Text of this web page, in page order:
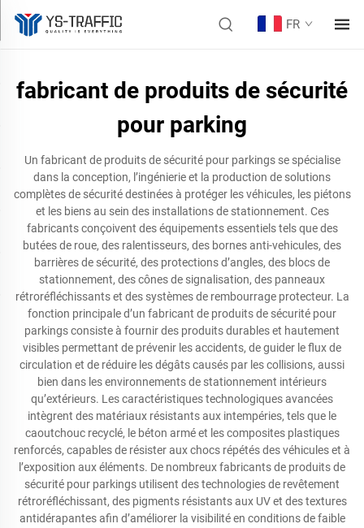
FR
fabricant de produits de sécurité
pour parking
Un fabricant de produits de sécurité pour parkings se spécialise
dans la conception, l’ingénierie et la production de solutions
complètes de sécurité destinées à protéger les véhicules, les piétons
et les biens au sein des installations de stationnement. Ces
fabricants conçoivent des équipements essentiels tels que des
butées de roue, des ralentisseurs, des bornes anti-vehicules, des
barrières de sécurité, des protections d’angles, des blocs de
stationnement, des cônes de signalisation, des panneaux
rétroréfléchissants et des systèmes de rembourrage protecteur. La
fonction principale d’un fabricant de produits de sécurité pour
parkings consiste à fournir des produits durables et hautement
visibles permettant de prévenir les accidents, de guider le flux de
circulation et de réduire les dégâts causés par les collisions, aussi
bien dans les environnements de stationnement intérieurs
qu’extérieurs. Les caractéristiques technologiques avancées
intègrent des matériaux résistants aux intempéries, tels que le
caoutchouc recyclé, le béton armé et les composites plastiques
renforcés, capables de résister aux chocs répétés des véhicules et à
l’exposition aux éléments. De nombreux fabricants de produits de
sécurité pour parkings utilisent des technologies de revêtement
rétroréfléchissant, des pigments résistants aux UV et des textures
antidérapantes afin d’améliorer la visibilité en conditions de faible